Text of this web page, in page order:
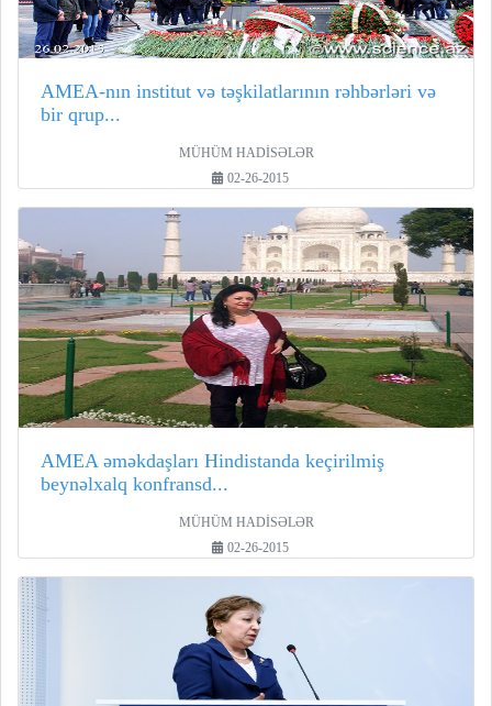
AMEA-nın institut və təşkilatlarının rəhbərləri və
bir qrup...
MÜHÜM HADİSƏLƏR
02-26-2015
AMEA əməkdaşları Hindistanda keçirilmiş
beynəlxalq konfransd...
MÜHÜM HADİSƏLƏR
02-26-2015